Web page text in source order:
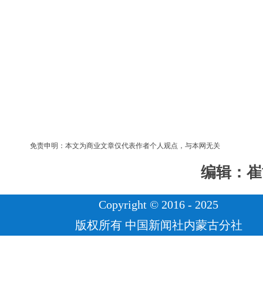
免责申明：本文为商业文章仅代表作者个人观点，与本网无关
编辑：
Copyright © 2016 - 2025
版权所有 中国新闻社内蒙古分社